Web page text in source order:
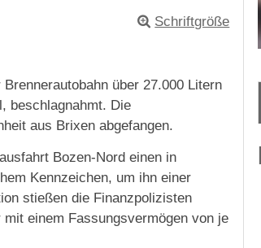
Schriftgröße
über 27.000 Litern
beschlagnahmt. Die
aus Brixen abgefangen.
Bozen-Nord einen in
Kennzeichen, um ihn einer
stießen die Finanzpolizisten
einem Fassungsvermögen von je